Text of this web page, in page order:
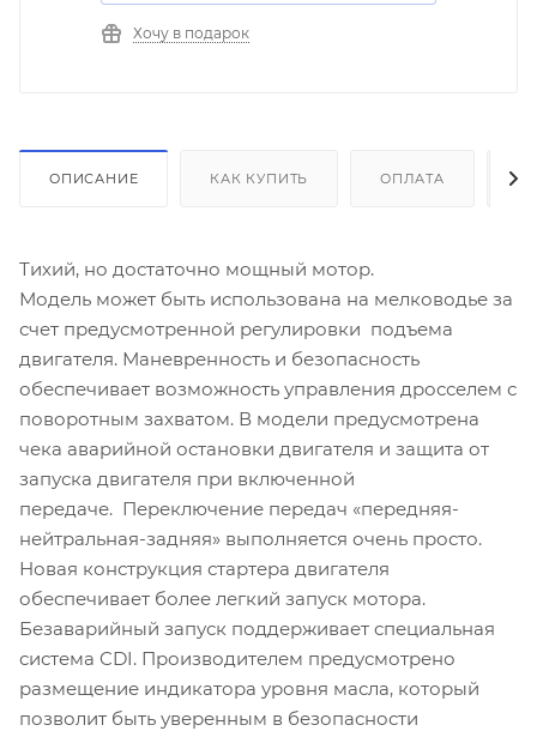
Хочу в подарок
ОПИСАНИЕ КАК КУПИТЬ ОПЛАТА
Тихий, но достаточно мощный мотор.
Модель может быть использована на мелководье за
счет предусмотренной регулировки подъема
двигателя. Маневренность и безопасность
обеспечивает возможность управления дросселем с
поворотным захватом. В модели предусмотрена
чека аварийной остановки двигателя и защита от
запуска двигателя при включенной
передаче. Переключение передач «передняя-
нейтральная-задняя» выполняется очень просто.
Новая конструкция стартера двигателя
обеспечивает более легкий запуск мотора.
Безаварийный запуск поддерживает специальная
система CDI. Производителем предусмотрено
размещение индикатора уровня масла, который
позволит быть уверенным в безопасности